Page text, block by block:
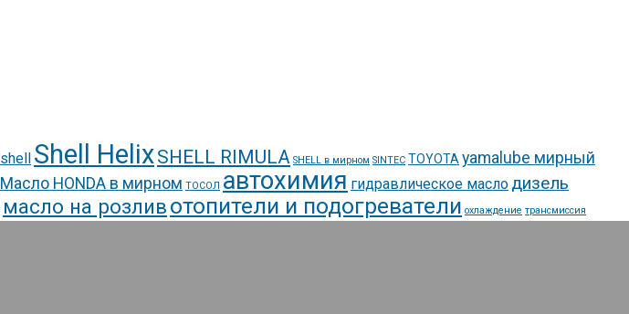
shell Shell HelixSHELL RIMULA SHELL в мирном SINTEC TOYOTA yamalube мирный
Масло HONDA в мирном ТОСОЛ автохимия гидравлическое масло дизель
масло на розливотопители и подогреватели охлаждение трансмиссия